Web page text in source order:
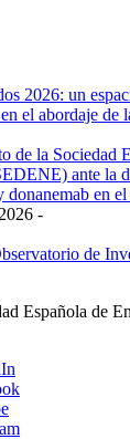
2026: un
el abordaje de
de la Sociedad
ante la
donanemab en
-
de
Española de